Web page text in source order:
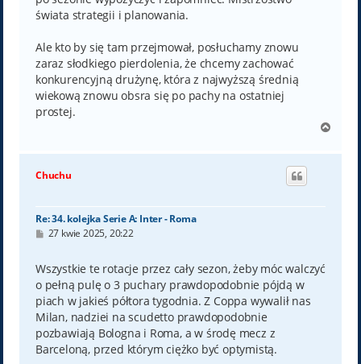
świata strategii i planowania.
Ale kto by się tam przejmował, posłuchamy znowu
zaraz słodkiego pierdolenia, że chcemy zachować
konkurencyjną drużynę, która z najwyższą średnią
wiekową znowu obsra się po pachy na ostatniej
prostej.
g
Chuchu
Re: 34. kolejka Serie A: Inter - Roma
P
t
27 kwie 2025, 20:22
Wszystkie te rotacje przez cały sezon, żeby móc walczyć
o pełną pulę o 3 puchary prawdopodobnie pójdą w
piach w jakieś półtora tygodnia. Z Coppa wywalił nas
Milan, nadziei na scudetto prawdopodobnie
pozbawiają Bologna i Roma, a w środę mecz z
Barceloną, przed którym ciężko być optymistą.